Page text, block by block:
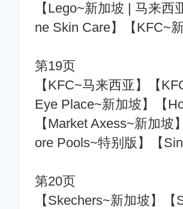
【Lego~新加坡 | 马来
ne Skin Care】【KFC~
第19页
【KFC~马来西亚】【
Eye Place~新加坡】【
【Market Axess~新加
ore Pools~特别版】【
第20页
【Skechers~新加坡】